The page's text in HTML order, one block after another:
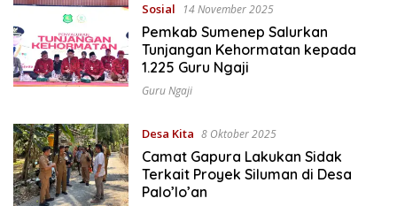
Sosial 14 November 2025
Pemkab Sumenep Salurkan
Tunjangan Kehormatan kepada
1.225 Guru Ngaji
Guru Ngaji
Desa Kita 8 Oktober 2025
Camat Gapura Lakukan Sidak
Terkait Proyek Siluman di Desa
Palo’lo’an